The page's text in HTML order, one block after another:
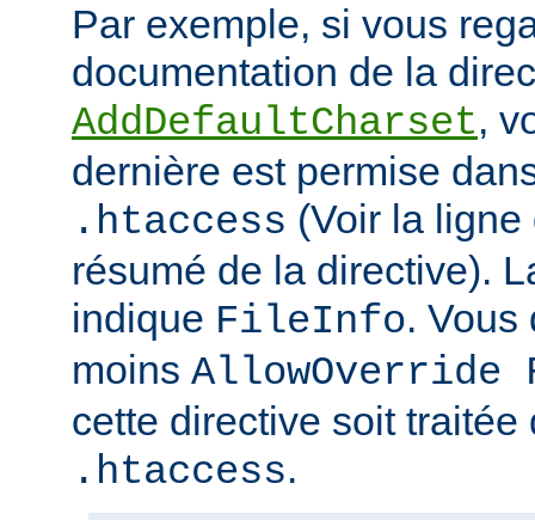
Par exemple, si vous
documentation de la
AddDefaultCharset,
dernière est permise
.htaccess (Voir la
résumé de la directive).
indique FileInfo. Vous
moins
cette directive soit
.htaccess.